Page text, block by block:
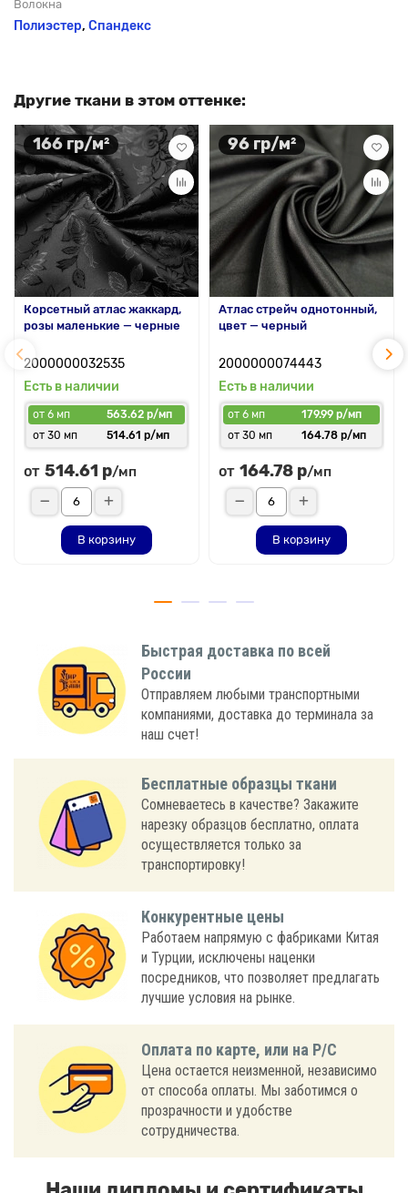
Волокна
Полиэстер, Спандекс
Другие ткани в этом оттенке:
166 гр/м²
Корсетный атлас жаккард,
розы маленькие — черные
2000000032535
Есть в наличии
от 6 мп
563.62 р/мп
от 30 мп
514.61 р/мп
от 514.61 р/мп
В корзину
96 гр/м²
Атлас стрейч однотонный,
цвет — черный
2000000074443
Есть в наличии
от 6 мп
179.99 р/мп
от 30 мп
164.78 р/мп
от 164.78 р/мп
В корзину
Быстрая доставка по всей
России
Отправляем любыми транспортными
компаниями, доставка до терминала за
наш счет!
Бесплатные образцы ткани
Сомневаетесь в качестве? Закажите
нарезку образцов бесплатно, оплата
осуществляется только за
транспортировку!
Конкурентные цены
Работаем напрямую с фабриками Китая
и Турции, исключены наценки
посредников, что позволяет предлагать
лучшие условия на рынке.
Оплата по карте, или на Р/С
Цена остается неизменной, независимо
от способа оплаты. Мы заботимся о
прозрачности и удобстве
сотрудничества.